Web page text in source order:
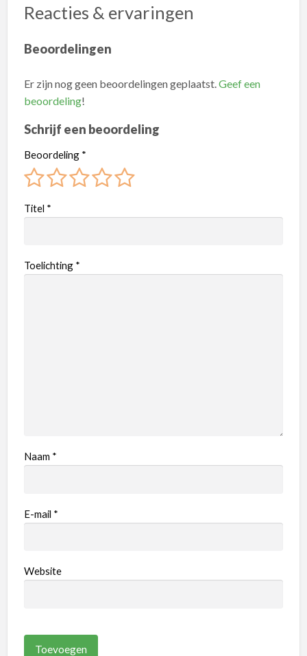
Reacties & ervaringen
Beoordelingen
Er zijn nog geen beoordelingen geplaatst.Geef een
beoordeling!
Schrijf een beoordeling
Beoordeling *
Titel *
Toelichting *
Naam *
E-mail *
Website